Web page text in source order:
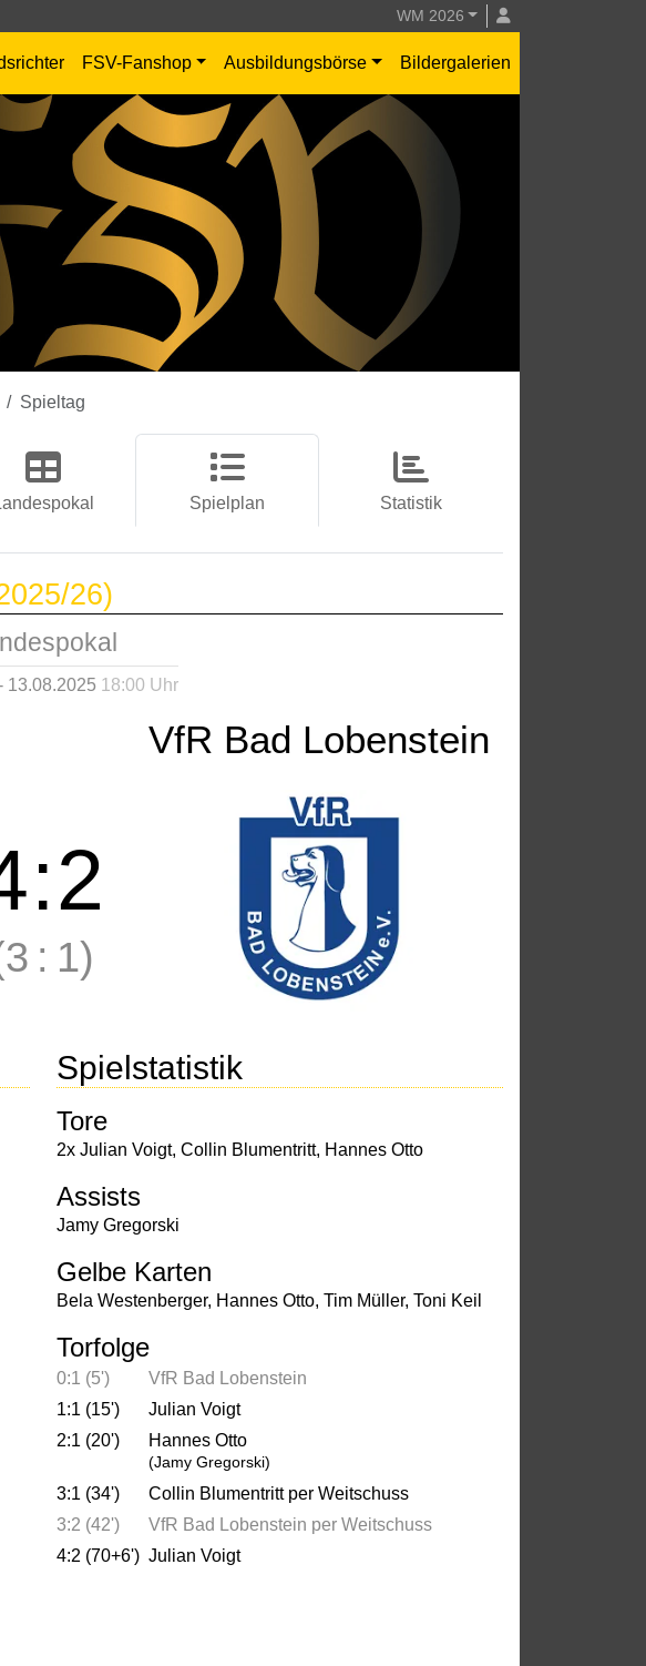
WM 2026
FSV-Fanshop Ausbildungsbörse Bildergalerien
Spieltag
Spielplan Statistik
26)
13.08.2025 18:00 Uhr
VfR Bad Lobenstein
:2
: 1)
Spielstatistik
Tore
2x Julian Voigt, Collin Blumentritt, Hannes Otto
Assists
Jamy Gregorski
Gelbe Karten
Bela Westenberger, Hannes Otto, Tim Müller, Toni Keil
Torfolge
0:1 (5')
VfR Bad Lobenstein
1:1 (15')
Julian Voigt
2:1 (20')
Hannes Otto
(Jamy Gregorski)
3:1 (34')
Collin Blumentritt per Weitschuss
3:2 (42')
VfR Bad Lobenstein per Weitschuss
4:2 (70+6') Julian Voigt